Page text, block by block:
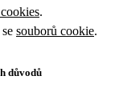
.
souborů cookie.
důvodů